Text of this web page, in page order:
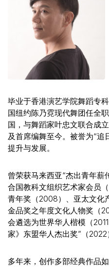
毕业于香港演艺学院舞蹈专
国纽约陈乃霓现代舞团任全
国，与舞蹈家叶忠文联合成
及首席编舞至今。被誉为“追
提升与发展。
曾荣获马来西亚“杰出青年
合国教科文组织艺术家会员
青年奖（2008）、亚太文化
金品奖之年度文化人物奖（
会遴选为世界华人楷模（
家》东盟华人杰出奖”（2022
多年来，创作多部经典作品